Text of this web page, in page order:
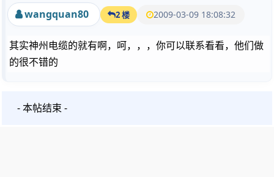
wangquan80 2 楼 2009-03-09 18:08:32
其实神州电缆的就有啊，呵，，，你可以联系看看，他们做
的很不错的
- 本帖结束 -